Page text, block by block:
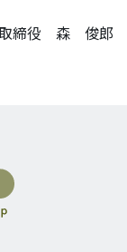
締役 森 俊郎